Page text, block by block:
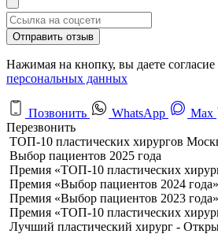
Отправить отзыв
Нажимая на кнопку, вы даете согласие
персональных данных
Позвонить WhatsApp Max
Перезвонить
ТОП-10 пластических хирургов
Выбор пациентов 2025 года
Премия «ТОП-10 пластических
Премия «Выбор пациентов 2024 года»
Премия «Выбор пациентов 2023 года»
Премия «ТОП-10 пластических
Лучший пластический хирург -